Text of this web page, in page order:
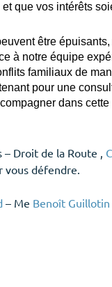
que vos intérêts
être
à notre équipe
familiaux de
pour une
dans
– Droit de la Route ,
vous défendre.
– Me Benoît Guillotin